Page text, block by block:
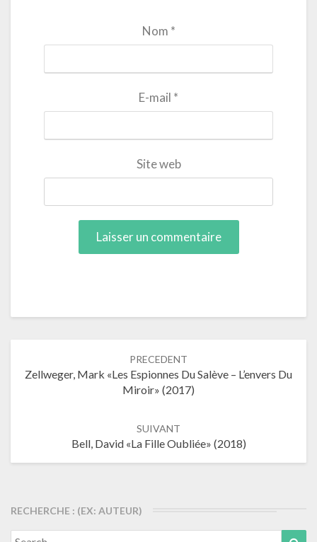
Nom *
E-mail *
Site web
les
PRECEDENT
Zellweger, Mark «Les Espionnes Du Salève – L’envers Du
Miroir» (2017)
SUIVANT
Bell, David «La Fille Oubliée» (2018)
RECHERCHE : (EX: AUTEUR)
Search